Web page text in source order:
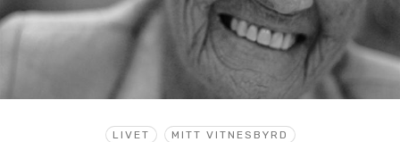
LIVET MITT VITNESBYRD